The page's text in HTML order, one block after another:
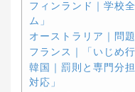
フィンランド｜学校
ム」
オーストラリア｜問
フランス｜「いじめ
韓国｜罰則と専門分
対応」